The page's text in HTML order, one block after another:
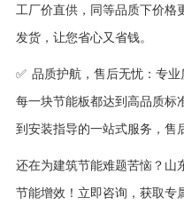
工厂价直供，同等品质下价格
发货，让您省心又省钱。
✅ 品质护航，售后无忧：专
每一块节能板都达到高品质标
到安装指导的一站式服务，售
还在为建筑节能难题苦恼？山
节能增效！立即咨询，获取专